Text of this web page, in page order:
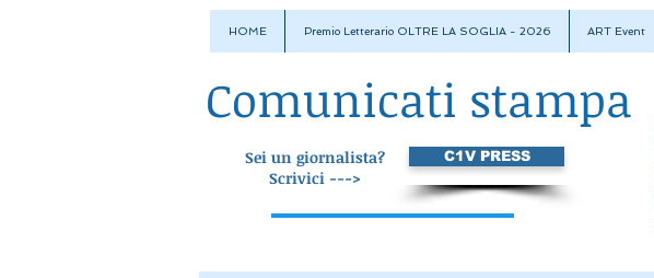
HOME Premio Letterario OLTRE LA SOGLIA - 2026 ART Event
Comunicati stampa
C1V PRESS
Sei un giornalista?
Scrivici --->